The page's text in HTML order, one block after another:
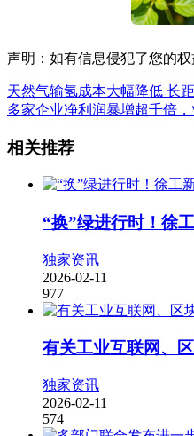
声明：如有信息侵犯了您的
天然气输氢成本大幅降低 长
多家企业净利润暴增超千倍
相关推荐
“换”绿进行时！徐
独家资讯
2026-02-11
977
有关工业互联网、
独家资讯
2026-02-11
574